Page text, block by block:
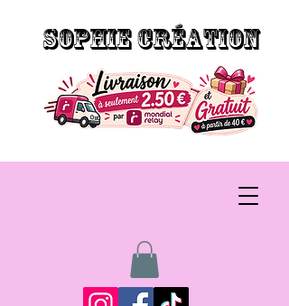
SOPHIE CRÉATION